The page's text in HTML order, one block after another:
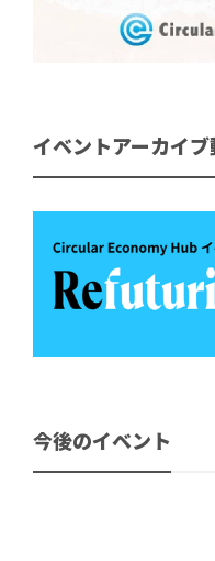
イベントアーカイブ
今後のイベント